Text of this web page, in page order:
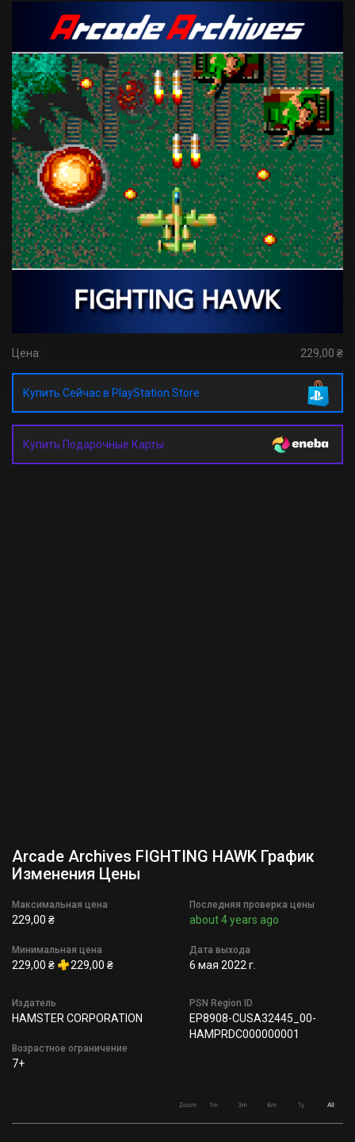
Цена: 229,00 ₴
Купить Сейчас в PlayStation Store
Купить Подарочные Карты
Arcade Archives FIGHTING HAWK График
Изменения Цены
Максимальная цена
229,00 ₴
Минимальная цена
229,00 ₴ 229,00 ₴
Последняя проверка цены
about 4 years ago
Дата выхода
6 мая 2022 г.
Издатель
HAMSTER CORPORATION
Возрастное ограничение
7+
PSN Region ID
EP8908-CUSA32445_00-
HAMPRDC000000001
Zoom 1m 3m 6m 1y All